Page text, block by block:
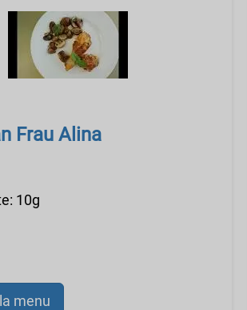
Frau Alina
10g
menu